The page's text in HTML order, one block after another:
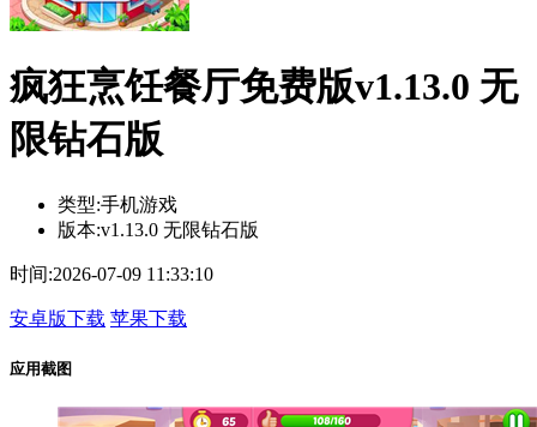
疯狂烹饪餐厅免费版v1.13.0 无
限钻石版
类型:手机游戏
版本:v1.13.0 无限钻石版
时间:2026-07-09 11:33:10
安卓版下载 苹果下载
应用截图